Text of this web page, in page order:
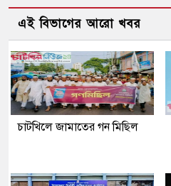
এই বিভাগের আরো খবর
চাটখিলে জামাতের গন মিছিল